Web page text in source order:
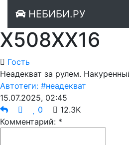
НЕБИБИ.РУ
Х508ХХ16
Гость
Неадекват за рулем.
Автотеги: #неадекват
15.07.2025, 02:45
0
12.3K
Комментарий: *